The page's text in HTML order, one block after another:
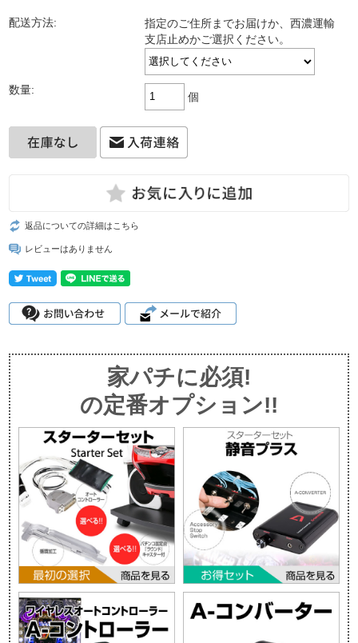
配送方法:
指定のご住所までお届けか、西濃運輸
支店止めかご選択ください。
数量:
個
返品についての詳細はこちら
レビューはありません
家パチに必須!
の定番オプション!!